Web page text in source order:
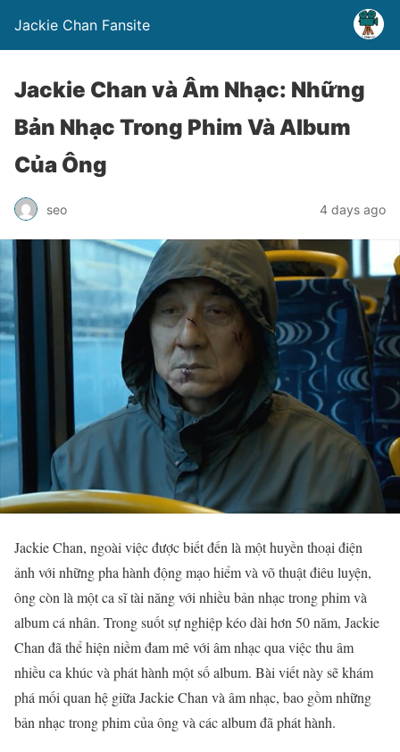
Jackie Chan Fansite
Jackie Chan và Âm Nhạc: Những
Bản Nhạc Trong Phim Và Album
Của Ông
seo 4 days ago
Jackie Chan, ngoài việc được biết đến là một huyền thoại điện
ảnh với những pha hành động mạo hiểm và võ thuật điêu luyện,
ông còn là một ca sĩ tài năng với nhiều bản nhạc trong phim và
album cá nhân. Trong suốt sự nghiệp kéo dài hơn 50 năm, Jackie
Chan đã thể hiện niềm đam mê với âm nhạc qua việc thu âm
nhiều ca khúc và phát hành một số album. Bài viết này sẽ khám
phá mối quan hệ giữa Jackie Chan và âm nhạc, bao gồm những
bản nhạc trong phim của ông và các album đã phát hành.